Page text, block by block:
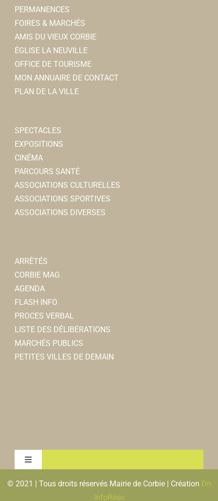
PERMANENCES
FOIRES & MARCHÉS
AMIS DU VIEUX CORBIE
ÉGLISE LA NEUVILLE
OFFICE DE TOURISME
MON ANNUAIRE DE CONTACT
PLAN DE LA VILLE
SPECTACLES
EXPOSITIONS
CINÉMA
PARCOURS SANTÉ
ASSOCIATIONS CULTURELLES
ASSOCIATIONS SPORTIVES
ASSOCIATIONS DIVERSES
ARRÊTÉS
CORBIE MAG
AGENDA
FLASH INFO
PROCES VERBAL
LISTE DES DÉLIBÉRATIONS
MARCHÉS PUBLICS
PETITES VILLES DE DEMAIN
Toggle
MENTIONS LEGALES & RGPD
© 2021 | Tous droits réservés Mairie de Corbie | Création Dn
InfoRéso